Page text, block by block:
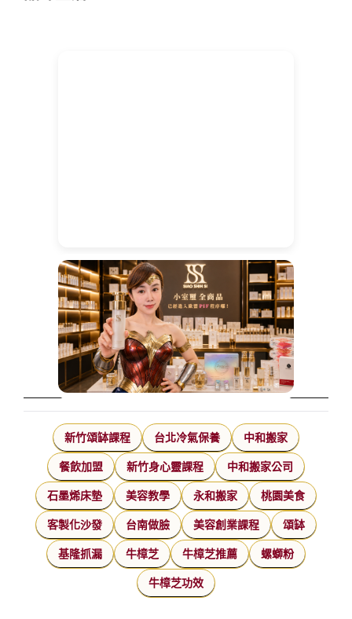
新竹頌缽課程 台北冷氣保養 中和搬家
餐飲加盟 新竹身心靈課程 中和搬家公司
石墨烯床墊 美容教學 永和搬家 桃園美食
客製化沙發 台南做臉 美容創業課程 頌缽
基隆抓漏 牛樟芝 牛樟芝推薦 螺螄粉
牛樟芝功效